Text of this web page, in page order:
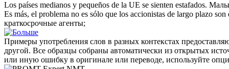
Los países medianos y pequeños de la UE se sienten estafados.
Es más, el problema no es sólo que los accionistas de largo plazo son
краткосрочные агенты;
Примеры употребления слов в разных контекстах
другой. Все образцы собраны автоматически из открытых
или иную ошибку в оригинале или переводе, используйте